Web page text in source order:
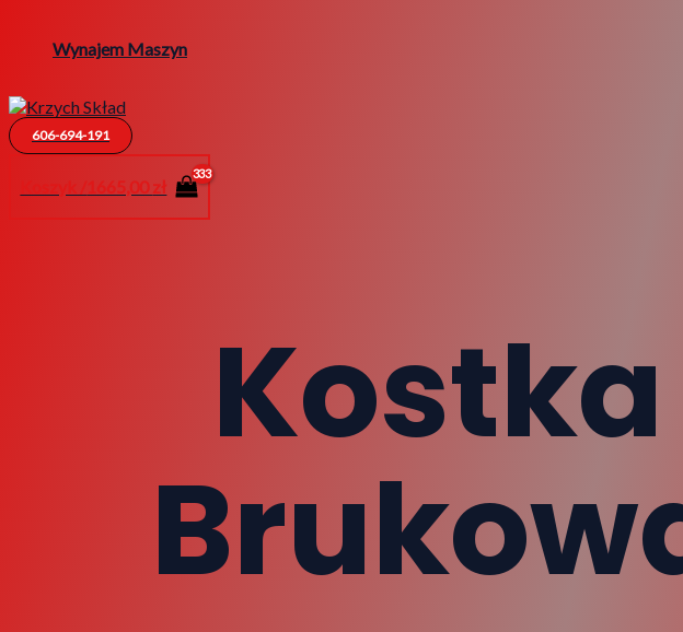
Wynajem Maszyn
606-694-191
1665,00 zł
Kostka